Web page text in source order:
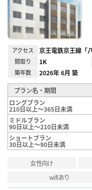
アクセス 京王電鉄京王線「
間取り 1K
築年数 2026年 6月 築
プラン名・期間
ロングプラン
210日以上～365日未満
ミドルプラン
90日以上～210日未満
ショートプラン
30日以上～90日未満
女性向け
wifiあり